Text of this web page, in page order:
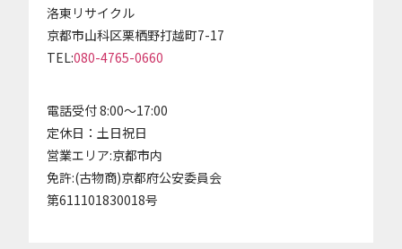
洛東リサイクル
京都市山科区栗栖野打越町7-17
TEL:080-4765-0660
電話受付 8:00～17:00
定休日：土日祝日
営業エリア:京都市内
免許:(古物商)京都府公安委員会
第611101830018号